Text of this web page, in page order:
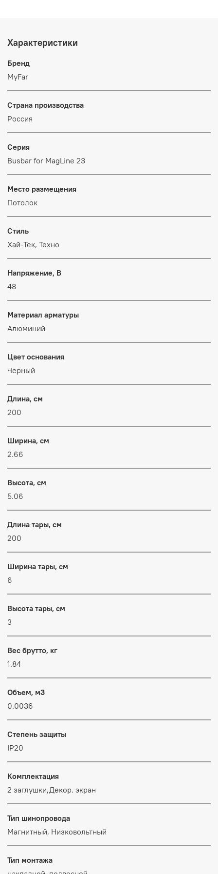
Характеристики
Бренд
MyFar
Страна производства
Россия
Серия
Busbar for MagLine 23
Место размещения
Потолок
Стиль
Хай-Тек, Техно
Напряжение, В
48
Материал арматуры
Алюминий
Цвет основания
Черный
Длина, см
200
Ширина, см
2.66
Высота, см
5.06
Длина тары, см
200
Ширина тары, см
6
Высота тары, см
3
Вес брутто, кг
1.84
Объем, м3
0.0036
Степень защиты
IP20
Комплектация
2 заглушки,Декор. экран
Тип шинопровода
Магнитный, Низковольтный
Тип монтажа